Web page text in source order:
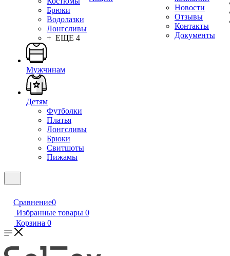
Брюки
Водолазки
Лонгсливы
+ ЕЩЕ 4
Мужчинам
Детям
Футболки
Платья
Лонгсливы
Брюки
Свитшоты
Пижамы
Новости
Отзывы
Контакты
Документы
Сравнение0
Избранные товары 0
Корзина 0